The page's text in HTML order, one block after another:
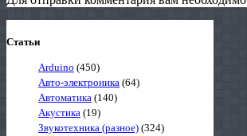
Статьи
Arduino (450)
Авто-электроника (64)
Автоматика (140)
Акустика (19)
Звукотехника (разное) (324)